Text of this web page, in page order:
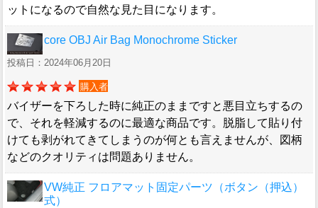
ットになるので自然な見た目になります。
core OBJ Air Bag Monochrome Sticker
投稿日：2024年06月20日
購入者
バイザーを下ろした時に純正のままですと悪目立ちするの
で、それを軽減するのに最適な商品です。脱脂して貼り付
けても剥がれてきてしまうのが何とも言えませんが、図柄
などのクオリティは問題ありません。
VW純正 フロアマット固定パーツ（ボタン（押込）
式）